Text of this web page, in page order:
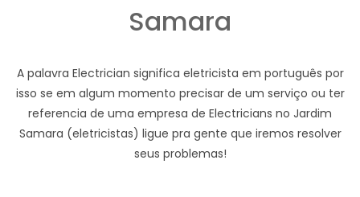
Samara
A palavra Electrician significa eletricista em português por
isso se em algum momento precisar de um serviço ou ter
referencia de uma empresa de Electricians no Jardim
Samara (eletricistas) ligue pra gente que iremos resolver
seus problemas!